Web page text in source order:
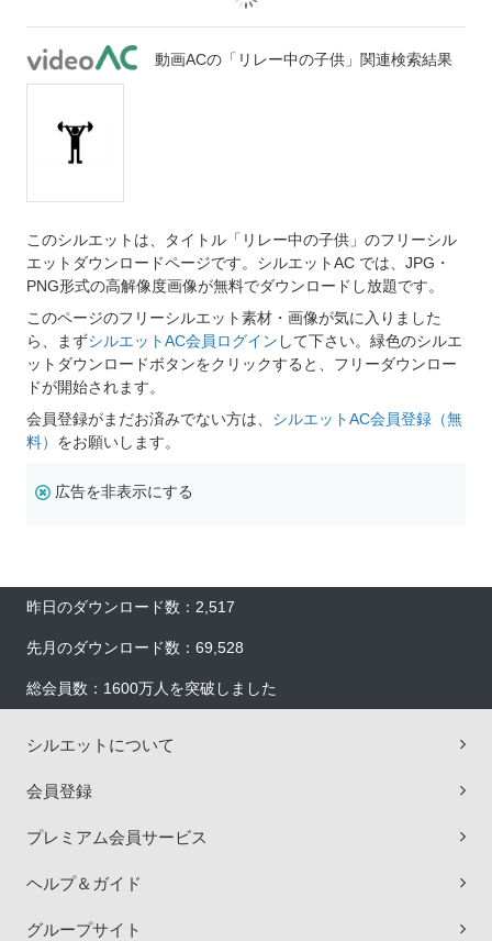
動画ACの「リレー中の子供」関連検索結果
このシルエットは、タイトル「リレー中の子供」のフリーシル
エットダウンロードページです。シルエットAC では、JPG・
PNG形式の高解像度画像が無料でダウンロードし放題です。
このページのフリーシルエット素材・画像が気に入りました
ら、まずシルエットAC会員ログイン して下さい。緑色のシルエ
ットダウンロードボタンをクリックすると、フリーダウンロー
ドが開始されます。
会員登録がまだお済みでない方は、 シルエットAC会員登録（無
料） をお願いします。
広告を非表示にする
昨日のダウンロード数：2,517
先月のダウンロード数：69,528
総会員数：1600万人を突破しました
シルエットについて
会員登録
プレミアム会員サービス
ヘルプ＆ガイド
グループサイト